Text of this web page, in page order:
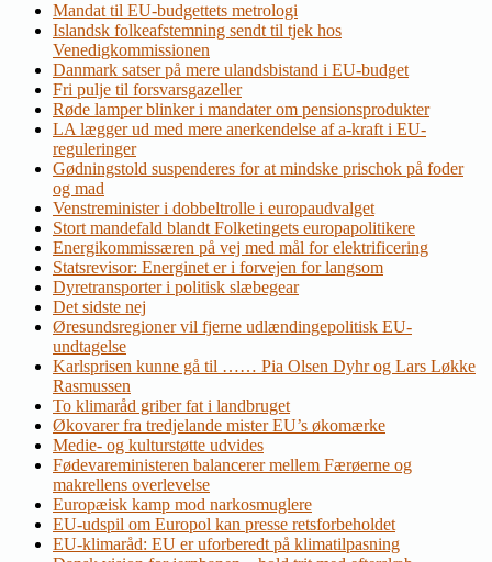
Mandat til EU-budgettets metrologi
Islandsk folkeafstemning sendt til tjek hos
Venedigkommissionen
Danmark satser på mere ulandsbistand i EU-budget
Fri pulje til forsvarsgazeller
Røde lamper blinker i mandater om pensionsprodukter
LA lægger ud med mere anerkendelse af a-kraft i EU-
reguleringer
Gødningstold suspenderes for at mindske prischok på foder
og mad
Venstreminister i dobbeltrolle i europaudvalget
Stort mandefald blandt Folketingets europapolitikere
Energikommissæren på vej med mål for elektrificering
Statsrevisor: Energinet er i forvejen for langsom
Dyretransporter i politisk slæbegear
Det sidste nej
Øresundsregioner vil fjerne udlændingepolitisk EU-
undtagelse
Karlsprisen kunne gå til …… Pia Olsen Dyhr og Lars Løkke
Rasmussen
To klimaråd griber fat i landbruget
Økovarer fra tredjelande mister EU’s økomærke
Medie- og kulturstøtte udvides
Fødevareministeren balancerer mellem Færøerne og
makrellens overlevelse
Europæisk kamp mod narkosmuglere
EU-udspil om Europol kan presse retsforbeholdet
EU-klimaråd: EU er uforberedt på klimatilpasning